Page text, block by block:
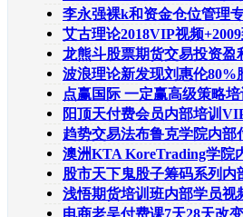
全套弘历时空之
李永强裸k和资金仓位管理
+期货外汇黄金白
艾古理论2018VIP视频
部八大评级系统量
龙熊斗股票期货交易投资盈
翟鹏飞批注交易
波浪理论新发现刘惠伦80%
级二进制不数浪交
点赢国际 一定赢高级策略
操盘手内部付
阳顶天付费会员内部培训
套172部+配套教
趋势交易法布鲁克学院内部
练营系列11课全
澳洲KTA KoreTrading学院
同韵外汇实战进阶
股市天下鬼股子筹码系列内
买卖点研判加速
浅悟期货培训班内部学员视
班阶段提升班实